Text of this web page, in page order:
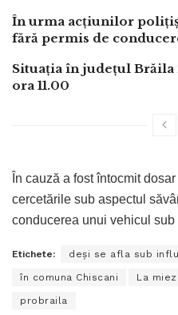
În urma acțiunilor
fără permis de
Situația în județul Brăila
ora 11.00
În cauză a fost întocmit
cercetările sub aspectul
conducerea unui vehicul
Etichete: deși se afla sub
în comuna Chiscani La
probraila